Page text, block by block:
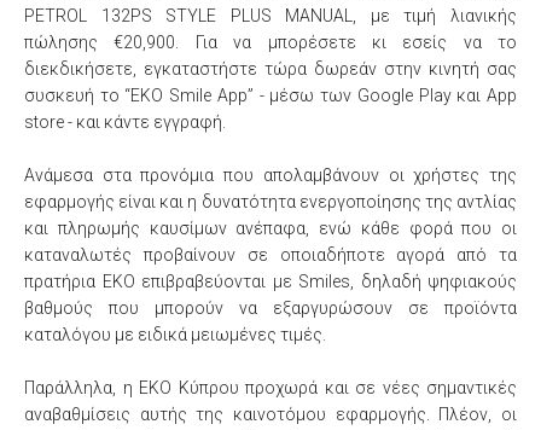
PETROL 132PS STYLE PLUS MANUAL, με τιμή λιανικής
πώλησης €20,900. Για να μπορέσετε κι εσείς να το
διεκδικήσετε, εγκαταστήστε τώρα δωρεάν στην κινητή σας
συσκευή το “EKO Smile App” - μέσω των Google Play και App
store - και κάντε εγγραφή.
Ανάμεσα στα προνόμια που απολαμβάνουν οι χρήστες της
εφαρμογής είναι και η δυνατότητα ενεργοποίησης της αντλίας
και πληρωμής καυσίμων ανέπαφα, ενώ κάθε φορά που οι
καταναλωτές προβαίνουν σε οποιαδήποτε αγορά από τα
πρατήρια ΕΚΟ επιβραβεύονται με Smiles, δηλαδή ψηφιακούς
βαθμούς που μπορούν να εξαργυρώσουν σε προϊόντα
καταλόγου με ειδικά μειωμένες τιμές.
Παράλληλα, η ΕΚΟ Κύπρου προχωρά και σε νέες σημαντικές
αναβαθμίσεις αυτής της καινοτόμου εφαρμογής. Πλέον, οι